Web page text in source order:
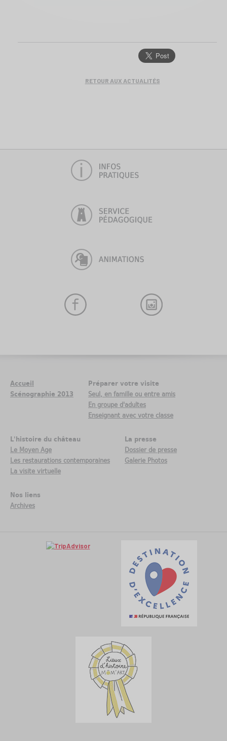
RETOUR AUX ACTUALITÉS
Accueil
Scénographie 2013
Préparer votre visite
Seul, en famille ou entre amis
En groupe d'adultes
Enseignant avec votre classe
L'histoire du château
Le Moyen Age
Les restaurations contemporaines
La visite virtuelle
La presse
Dossier de presse
Galerie Photos
Nos liens
Archives